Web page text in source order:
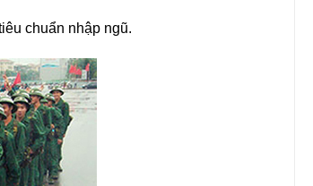
chuẩn nhập ngũ.